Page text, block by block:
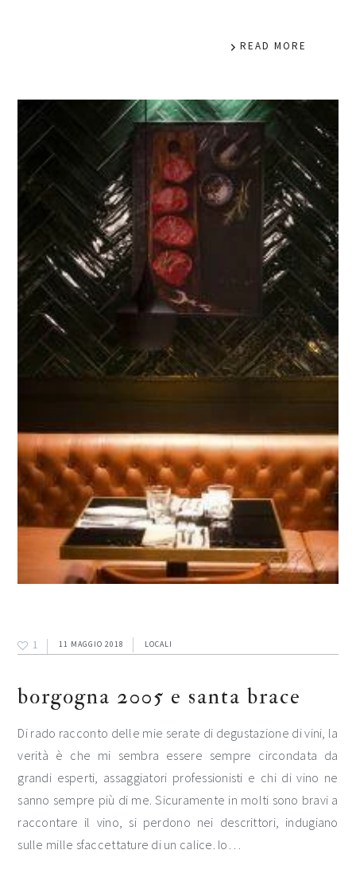
READ MORE
1 11 MAGGIO 2018 LOCALI
borgogna 2005 e santa brace
Di rado racconto delle mie serate di degustazione di vini, la
verità è che mi sembra essere sempre circondata da
grandi esperti, assaggiatori professionisti e chi di vino ne
sanno sempre più di me. Sicuramente in molti sono bravi a
raccontare il vino, si perdono nei descrittori, indugiano
sulle mille sfaccettature di un calice. Io…